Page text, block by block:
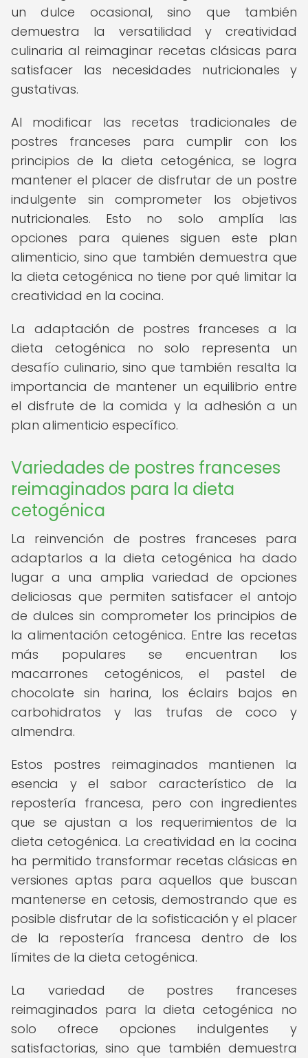
un dulce ocasional, sino que también
demuestra la versatilidad y creatividad
culinaria al reimaginar recetas clásicas para
satisfacer las necesidades nutricionales y
gustativas.
Al modificar las recetas tradicionales de
postres franceses para cumplir con los
principios de la dieta cetogénica, se logra
mantener el placer de disfrutar de un postre
indulgente sin comprometer los objetivos
nutricionales. Esto no solo amplía las
opciones para quienes siguen este plan
alimenticio, sino que también demuestra que
la dieta cetogénica no tiene por qué limitar la
creatividad en la cocina.
La adaptación de postres franceses a la
dieta cetogénica no solo representa un
desafío culinario, sino que también resalta la
importancia de mantener un equilibrio entre
el disfrute de la comida y la adhesión a un
plan alimenticio específico.
Variedades de postres franceses
reimaginados para la dieta
cetogénica
La reinvención de postres franceses para
adaptarlos a la dieta cetogénica ha dado
lugar a una amplia variedad de opciones
deliciosas que permiten satisfacer el antojo
de dulces sin comprometer los principios de
la alimentación cetogénica. Entre las recetas
más populares se encuentran los
macarrones cetogénicos, el pastel de
chocolate sin harina, los éclairs bajos en
carbohidratos y las trufas de coco y
almendra.
Estos postres reimaginados mantienen la
esencia y el sabor característico de la
repostería francesa, pero con ingredientes
que se ajustan a los requerimientos de la
dieta cetogénica. La creatividad en la cocina
ha permitido transformar recetas clásicas en
versiones aptas para aquellos que buscan
mantenerse en cetosis, demostrando que es
posible disfrutar de la sofisticación y el placer
de la repostería francesa dentro de los
límites de la dieta cetogénica.
La variedad de postres franceses
reimaginados para la dieta cetogénica no
solo ofrece opciones indulgentes y
satisfactorias, sino que también demuestra